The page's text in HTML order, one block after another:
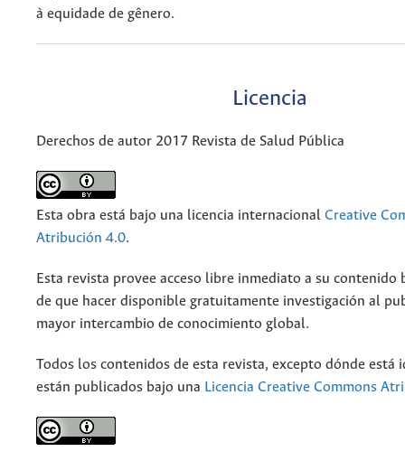
à equidade de gênero.
Licencia
Derechos de autor 2017 Revista de Salud Pública
Esta obra está bajo una licencia internacional Creative
Atribución 4.0.
Esta revista provee acceso libre inmediato a su contenido
de que hacer disponible gratuitamente investigación al
mayor intercambio de conocimiento global.
Todos los contenidos de esta revista, excepto dónde está
están publicados bajo una Licencia Creative Commons